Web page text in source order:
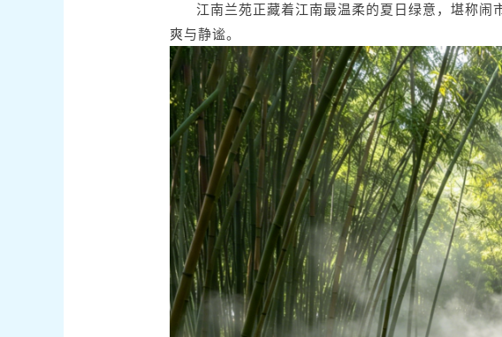
江南兰苑正藏着江南最温柔的夏日绿意，堪称
爽与静谧。